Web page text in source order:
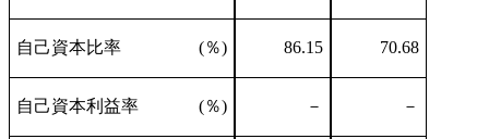
自己資本比率 (％) 86.15 70.68
自己資本利益率 (％) － －